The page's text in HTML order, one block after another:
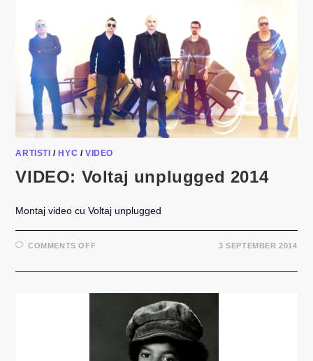
ARTISTI / HYC /VIDEO
VIDEO: Voltaj unplugged 2014
Montaj video cu Voltaj unplugged
COMMENTS OFFON
UNPLUGGED
3 SEPTEMBER 2014